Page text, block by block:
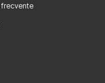
frecvente